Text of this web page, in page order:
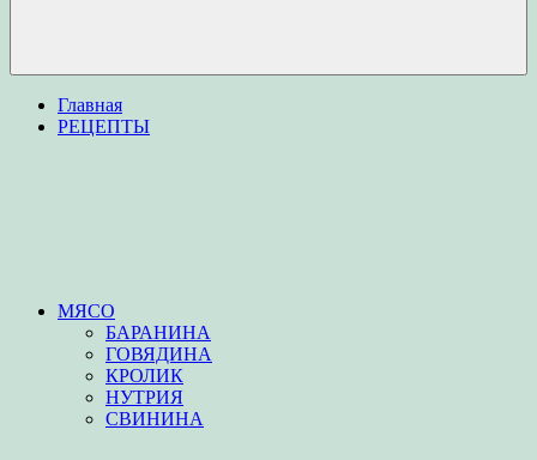
Главная
РЕЦЕПТЫ
МЯСО
БАРАНИНА
ГОВЯДИНА
КРОЛИК
НУТРИЯ
СВИНИНА